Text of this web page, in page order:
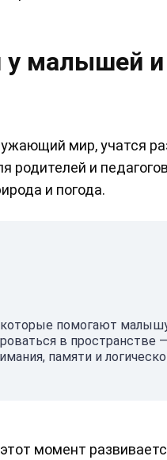
у малышей и
мир, учатся
родителей и
и погода.
которые помогают
в пространстве
памяти и
момент